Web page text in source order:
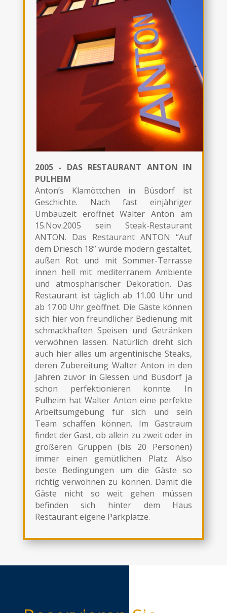
2005 - DAS RESTAURANT ANTON IN
PULHEIM
Anton’s Klamöttchen in Büsdorf ist
Geschichte. Nach fast einjähriger
Umbauzeit eröffnet Walter Anton am
15.Nov.2005 sein Steak-Restaurant
ANTON. Das Restaurant ANTON “Auf
dem Driesch 18” wurde modern gestaltet,
außen Rot und mit Sommer-Terrasse
innen hell mit mediterranem Ambiente
und atmosphärischer Dekoration. Das
Restaurant ist täglich ab 11.00 Uhr und
ab 17.00 Uhr geöffnet. Die Gäste können
sich hier von freundlicher Bedienung mit
schmackhaften Speisen und Getränken
verwöhnen lassen. Natürlich dreht sich
auch hier alles um argentinische Steaks,
deren Zubereitung Walter Anton in den
Jahren zuvor in Glessen und Büsdorf ja
schon perfektionieren konnte. In
Pulheim hat Walter Anton eine perfekte
Arbeitsumgebung für sich und sein
Team schaffen können. Im Gastraum
findet der Gast, ob allein zu zweit oder in
größeren Gruppen (bis 20 Personen)
immer einen gemütlichen Platz. Also
beste Bedingungen um die Gäste so
richtig verwöhnen zu können. Damit die
Gäste nicht so weit gehen müssen
befinden sich hinter dem Haus
Restaurant eigene Parkplätze.